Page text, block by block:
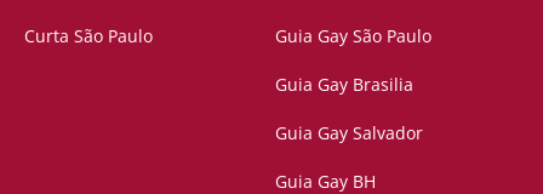
Curta São Paulo Guia Gay São Paulo
Guia Gay Brasilia
Guia Gay Salvador
Guia Gay BH